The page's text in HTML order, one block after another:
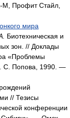
М, Профит Стайл,
мира
Биотехническая и
зон. // Доклады
«Проблемы
C. Попова, 1990. —
// Тезисы
конференции